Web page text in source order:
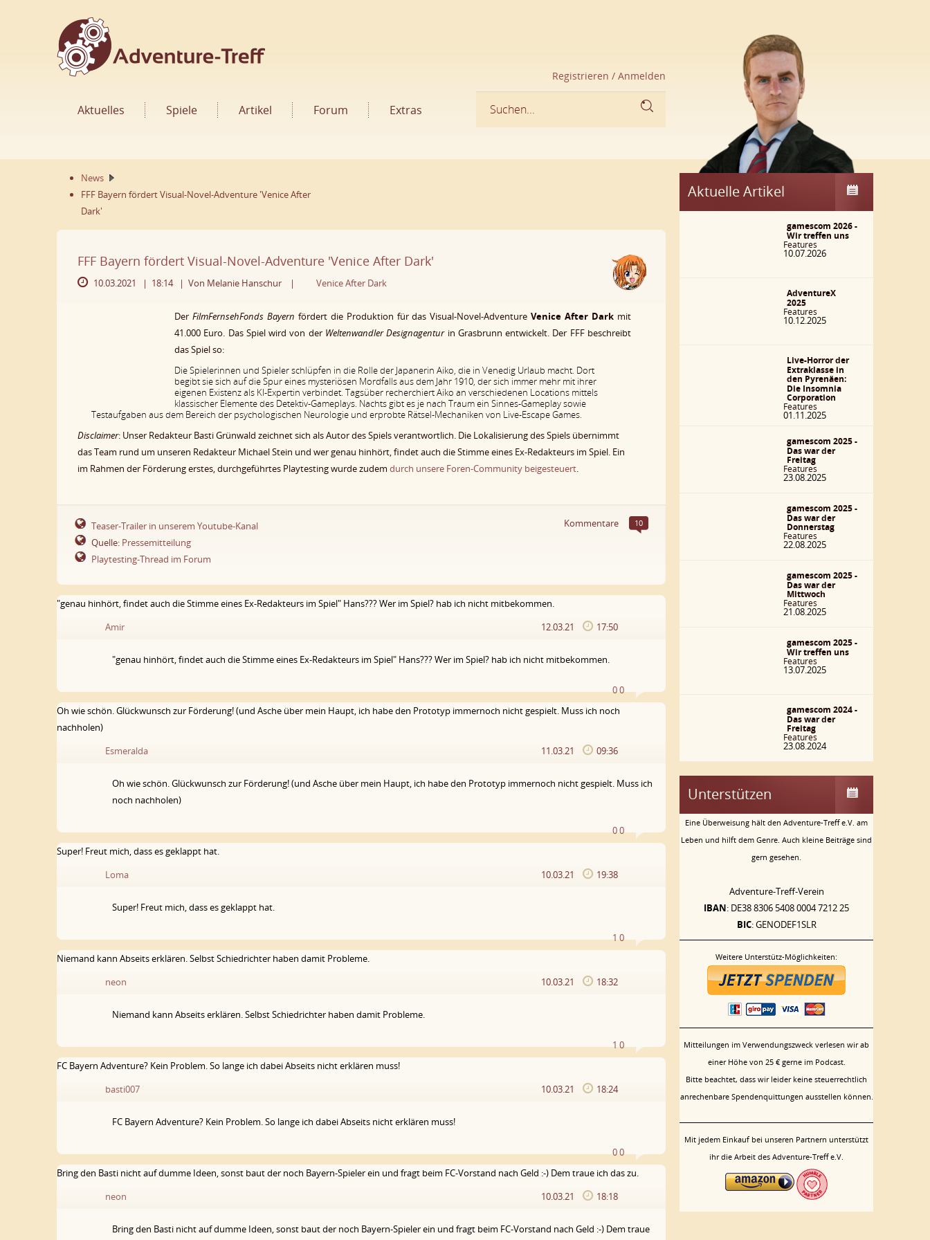
Registrieren / Anmelden
Aktuelles Spiele Artikel Forum Extras
News
FFF Bayern fördert Visual-Novel-Adventure 'Venice After
Dark'
FFF Bayern fördert Visual-Novel-Adventure 'Venice After Dark'
10.03.2021 | 18:14 | Von Melanie Hanschur | Venice After Dark
Der FilmFernsehFonds Bayern fördert die Produktion für das Visual-Novel-AdventureVenice After Dark mit
41.000 Euro. Das Spiel wird von der Weltenwandler Designagenturin Grasbrunn entwickelt. Der FFF beschreibt
das Spiel so:
Die Spielerinnen und Spieler schlüpfen in die Rolle der Japanerin Aiko, die in Venedig Urlaub macht. Dort
begibt sie sich auf die Spur eines mysteriösen Mordfalls aus dem Jahr 1910, der sich immer mehr mit ihrer
eigenen Existenz als KI-Expertin verbindet. Tagsüber recherchiert Aiko an verschiedenen Locations mittels
klassischer Elemente des Detektiv-Gameplays. Nachts gibt es je nach Traum ein Sinnes-Gameplay sowie
Testaufgaben aus dem Bereich der psychologischen Neurologie und erprobte Rätsel-Mechaniken von Live-Escape Games.
Disclaimer: Unser Redakteur Basti Grünwald zeichnet sich als Autor des Spiels verantwortlich. Die Lokalisierung des Spiels übernimmt
das Team rund um unseren Redakteur Michael Stein und wer genau hinhört, findet auch die Stimme eines Ex-Redakteurs im Spiel. Ein
im Rahmen der Förderung erstes, durchgeführtes Playtesting wurde zudem durch unsere Foren-Community beigesteuert.
Teaser-Trailer in unserem Youtube-Kanal
Quelle: Pressemitteilung
Playtesting-Thread im Forum
Kommentare 10
"genau hinhört, findet auch die Stimme eines Ex-Redakteurs im Spiel" Hans??? Wer im Spiel? hab ich nicht mitbekommen.
Amir
12.03.21 17:50
"genau hinhört, findet auch die Stimme eines Ex-Redakteurs im Spiel" Hans??? Wer im Spiel? hab ich nicht mitbekommen.
00
Oh wie schön. Glückwunsch zur Förderung! (und Asche über mein Haupt, ich habe den Prototyp immernoch nicht gespielt. Muss ich noch
nachholen)
Esmeralda
11.03.21 09:36
Oh wie schön. Glückwunsch zur Förderung! (und Asche über mein Haupt, ich habe den Prototyp immernoch nicht gespielt. Muss ich
noch nachholen)
00
Super! Freut mich, dass es geklappt hat.
Loma
10.03.21 19:38
Super! Freut mich, dass es geklappt hat.
10
Niemand kann Abseits erklären. Selbst Schiedrichter haben damit Probleme.
neon
10.03.21 18:32
Niemand kann Abseits erklären. Selbst Schiedrichter haben damit Probleme.
10
FC Bayern Adventure? Kein Problem. So lange ich dabei Abseits nicht erklären muss!
basti007
10.03.21 18:24
FC Bayern Adventure? Kein Problem. So lange ich dabei Abseits nicht erklären muss!
00
Bring den Basti nicht auf dumme Ideen, sonst baut der noch Bayern-Spieler ein und fragt beim FC-Vorstand nach Geld :-) Dem traue ich das zu.
neon
10.03.21 18:18
Bring den Basti nicht auf dumme Ideen, sonst baut der noch Bayern-Spieler ein und fragt beim FC-Vorstand nach Geld :-) Dem traue
Aktuelle Artikel
gamescom 2026 -
Wir treffen uns
Features
10.07.2026
AdventureX
2025
Features
10.12.2025
Live-Horror der
Extraklasse in
den Pyrenäen:
Die Insomnia
Corporation
Features
01.11.2025
gamescom 2025 -
Das war der
Freitag
Features
23.08.2025
gamescom 2025 -
Das war der
Donnerstag
Features
22.08.2025
gamescom 2025 -
Das war der
Mittwoch
Features
21.08.2025
gamescom 2025 -
Wir treffen uns
Features
13.07.2025
gamescom 2024 -
Das war der
Freitag
Features
23.08.2024
Unterstützen
Eine Überweisung hält den Adventure-Treff e.V. am
Leben und hilft dem Genre. Auch kleine Beiträge sind
gern gesehen.
Adventure-Treff-Verein
IBAN: DE38 8306 5408 0004 7212 25
BIC: GENODEF1SLR
Weitere Unterstütz-Möglichkeiten:
Mitteilungen im Verwendungszweck verlesen wir ab
einer Höhe von 25 € gerne im Podcast.
Bitte beachtet, dass wir leider keine steuerrechtlich
anrechenbare Spendenquittungen ausstellen können.
Mit jedem Einkauf bei unseren Partnern unterstützt
ihr die Arbeit des Adventure-Treff e.V.